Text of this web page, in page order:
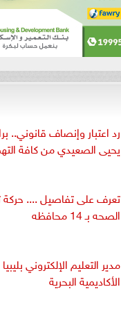
رد اعتبار وإنصاف قانوني..
يحيى الصعيدي من كافة
تعرف على تفاصيل .... حركة
الصحه بـ 14 محافظه
مدير التعليم الإلكتروني
الأكاديمية البحرية